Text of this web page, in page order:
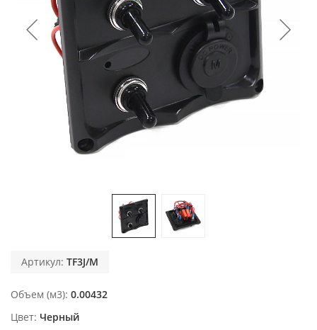
Артикул: TF3J/M
Объем (м3) 0.00432
Цвет Черный